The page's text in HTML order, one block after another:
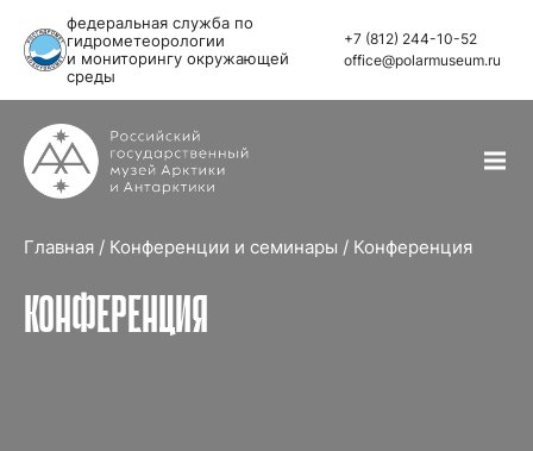
федеральная служба по
гидрометеорологии
и мониторингу окружающей
среды
+7 (812) 244-10-52
office@polarmuseum.ru
Главная / Конференции и семинары / Конференция
КОНФЕРЕНЦИЯ